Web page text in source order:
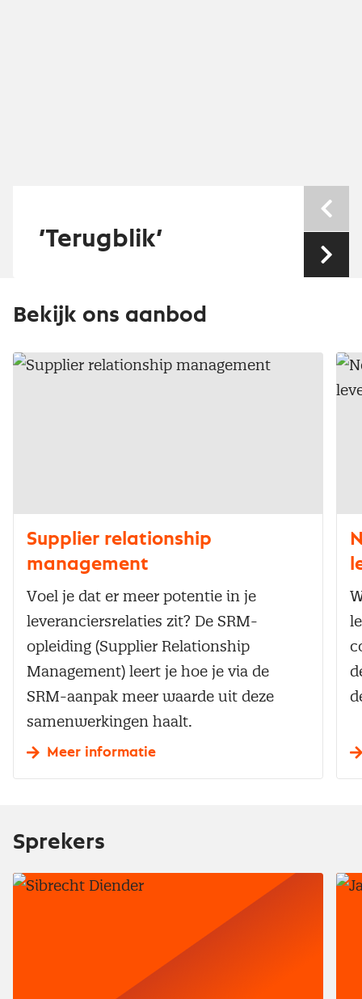
’Terugblik’
Bekijk ons aanbod
Supplier relationship
management
Voel je dat er meer potentie in je
leveranciersrelaties zit? De SRM-
opleiding (Supplier Relationship
Management) leert je hoe je via de
SRM-aanpak meer waarde uit deze
samenwerkingen haalt.
Meer informatie
Sprekers